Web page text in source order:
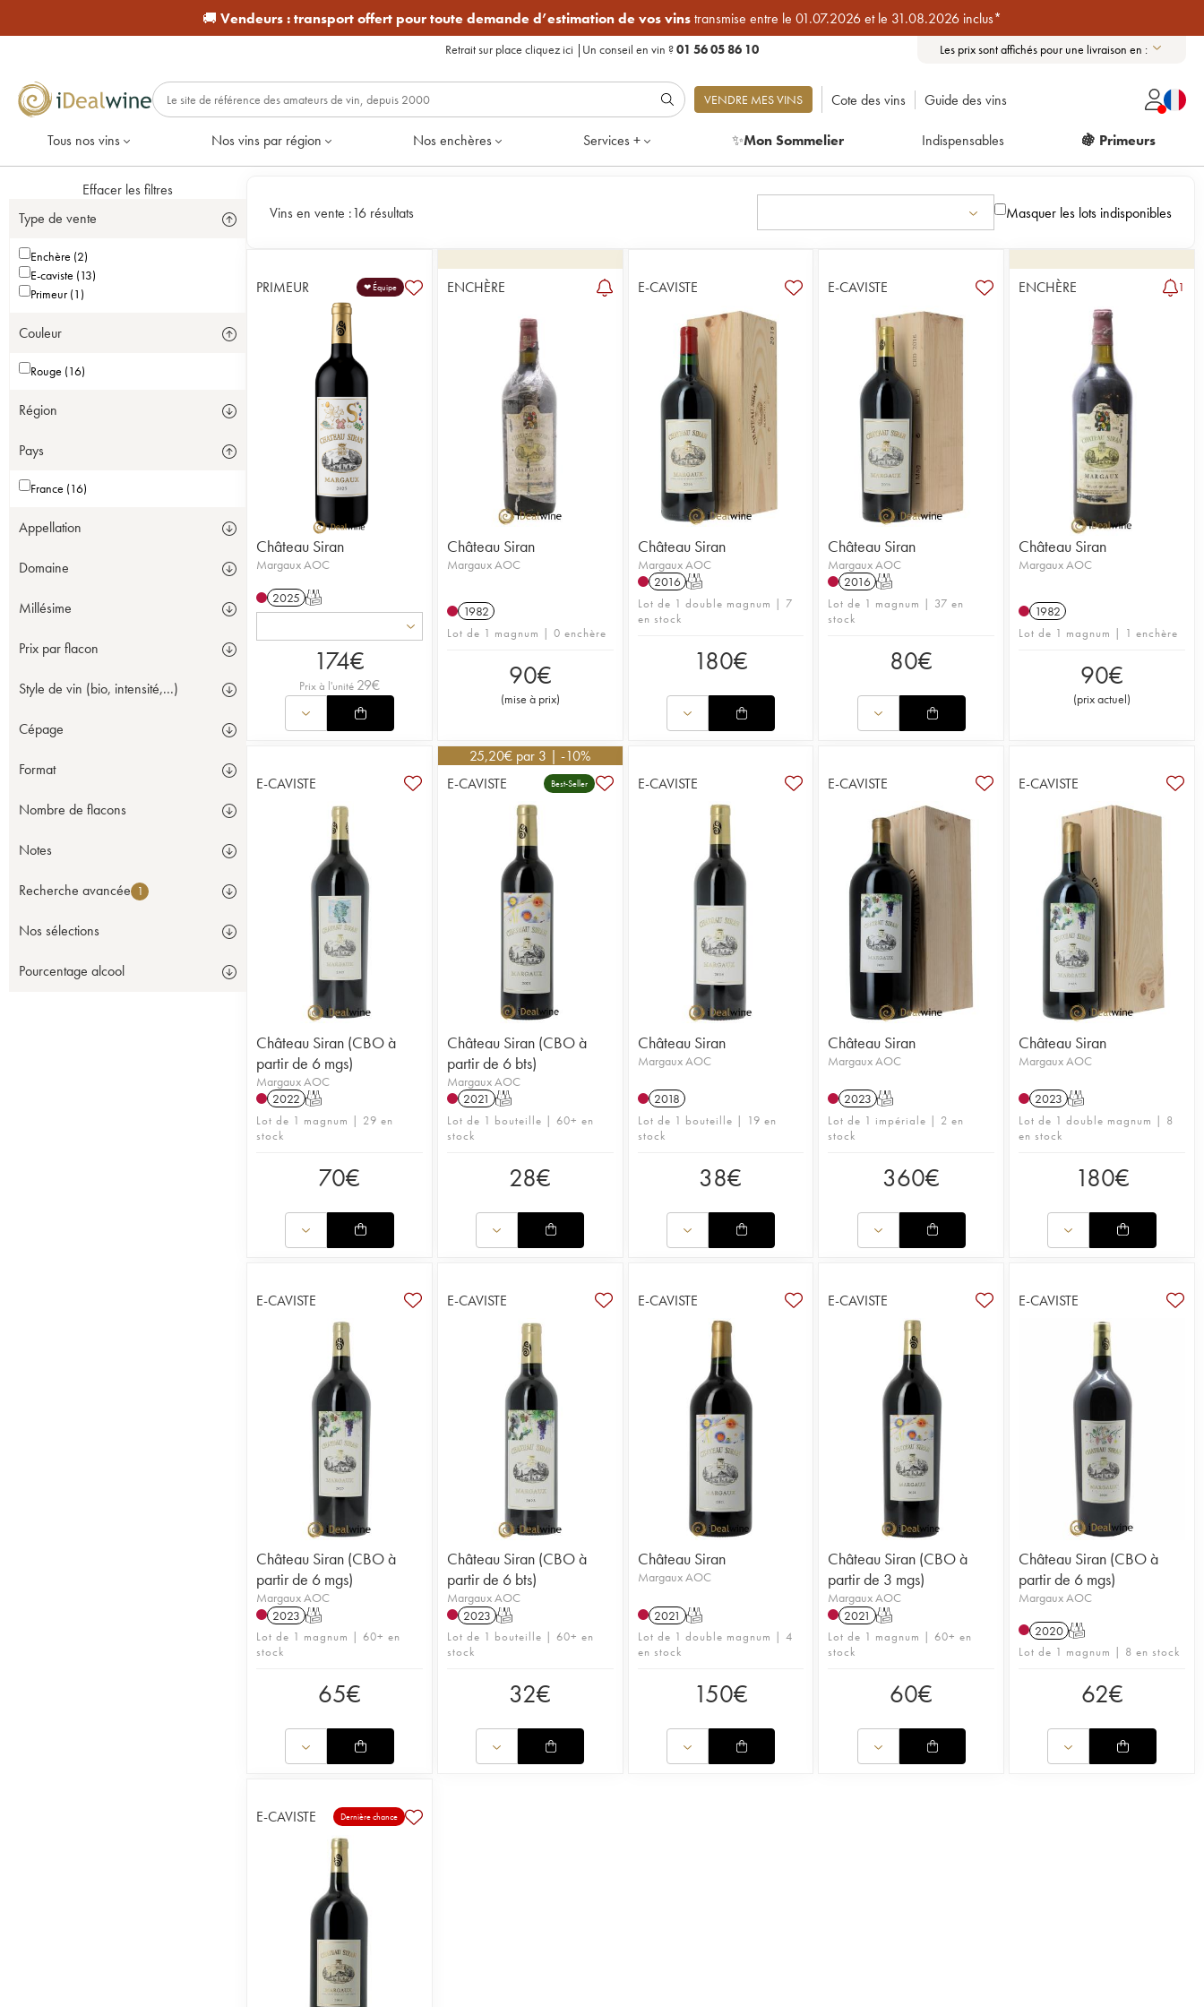
🚚 Vendeurs :transport offert pour toute demande d’estimation de vos vinstransmise entre le 01.07.2026 et le 31.08.2026 inclus*
Retrait sur place cliquez ici | Un conseil en vin ?01 56 05 86 10 Les prix sont affichés pour une livraison en :
VENDRE MES VINS Cote des vins Guide des vins
Tous nos vins Nos vins par région Nos enchères Services + ✨Mon Sommelier Indispensables 🍇 Primeurs
Effacer les filtres
Type de vente
Enchère (2)
E-caviste (13)
Primeur (1)
Couleur
Rouge (16)
Région
Pays
France (16)
Appellation
Domaine
Millésime
Prix par flacon
Style de vin (bio, intensité,...)
Cépage
Format
Nombre de flacons
Notes
Recherche avancée 1
Nos sélections
Pourcentage alcool
Vins en vente :16 résultats Masquer les lots indisponibles
PRIMEUR ❤ Équipe
Château Siran
Margaux AOC
2025 T
174€
Prix à l'unité 29€
ENCHÈRE
Château Siran
Margaux AOC
1982
Lot de 1 magnum | 0 enchère
90€
(mise à prix)
E-CAVISTE
Château Siran
Margaux AOC
2016 T
Lot de 1 double magnum | 7
en stock
180€
E-CAVISTE
Château Siran
Margaux AOC
2016 T
Lot de 1 magnum | 37 en
stock
80€
ENCHÈRE 1
Château Siran
Margaux AOC
1982
Lot de 1 magnum | 1 enchère
90€
(prix actuel)
E-CAVISTE
Château Siran (CBO à
partir de 6 mgs)
Margaux AOC
2022 T
Lot de 1 magnum | 29 en
stock
70€
25,20€ par 3 | -10%
E-CAVISTE
Best-Seller
Château Siran (CBO à
partir de 6 bts)
Margaux AOC
2021 T
Lot de 1 bouteille | 60+ en
stock
28€
E-CAVISTE
Château Siran
Margaux AOC
2018
Lot de 1 bouteille | 19 en
stock
38€
E-CAVISTE
Château Siran
Margaux AOC
2023 T
Lot de 1 impériale | 2 en
stock
360€
E-CAVISTE
Château Siran
Margaux AOC
2023 T
Lot de 1 double magnum | 8
en stock
180€
E-CAVISTE
Château Siran (CBO à
partir de 6 mgs)
Margaux AOC
2023 T
Lot de 1 magnum | 60+ en
stock
65€
E-CAVISTE
Château Siran (CBO à
partir de 6 bts)
Margaux AOC
2023 T
Lot de 1 bouteille | 60+ en
stock
32€
E-CAVISTE
Château Siran
Margaux AOC
2021 T
Lot de 1 double magnum | 4
en stock
150€
E-CAVISTE
Château Siran (CBO à
partir de 3 mgs)
Margaux AOC
2021 T
Lot de 1 magnum | 60+ en
stock
60€
E-CAVISTE
Château Siran (CBO à
partir de 6 mgs)
Margaux AOC
2020 T
Lot de 1 magnum | 8 en stock
62€
E-CAVISTE Dernière chance